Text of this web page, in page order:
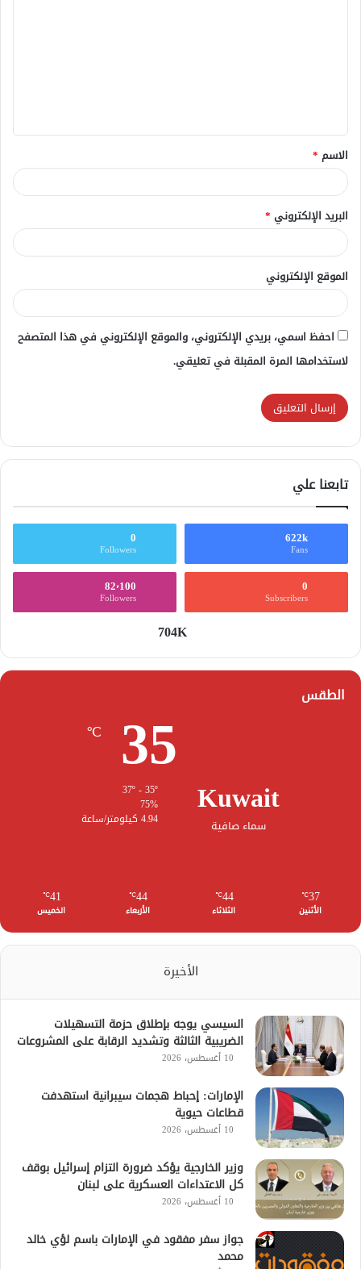
ق
*
الاسم *
البريد الإلكتروني *
الموقع الإلكتروني
احفظ اسمي، بريدي الإلكتروني، والموقع الإلكتروني في هذا المتصفح
لاستخدامها المرة المقبلة في تعليقي.
تابعنا علي
622k
Fans
0
Followers
0
Subscribers
82٬100
Followers
704K
الطقس
Kuwait
سماء صافية
35
℃
75%
4.94 كيلومتر/ساعة
37
℃
الأثنين
44
℃
الثلاثاء
44
℃
الأربعاء
41
℃
الخميس
الأخيرة
السيسي يوجه بإطلاق حزمة التسهيلات
الضريبية الثالثة وتشديد الرقابة على المشروعات
10 أغسطس، 2026
الإمارات: إحباط هجمات سيبرانية استهدفت
قطاعات حيوية
10 أغسطس، 2026
وزير الخارجية يؤكد ضرورة التزام إسرائيل بوقف
كل الاعتداءات العسكرية على لبنان
10 أغسطس، 2026
جواز سفر مفقود في الإمارات باسم لؤي خالد
محمد